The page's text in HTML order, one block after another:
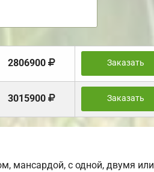
2806900 Заказать
3015900 Заказать
мансардой, с одной, двумя или